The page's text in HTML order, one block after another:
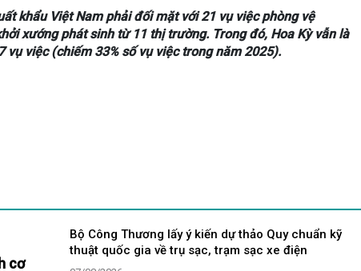
khẩu Việt Nam phải đối mặt với 21 vụ việc phòng vệ
xướng phát sinh từ 11 thị trường. Trong đó, Hoa Kỳ vẫn là
vụ việc (chiếm 33% số vụ việc trong năm 2025).
cơ
Bộ Công Thương lấy ý kiến dự thảo Quy chuẩn kỹ
thuật quốc gia về trụ sạc, trạm sạc xe điện